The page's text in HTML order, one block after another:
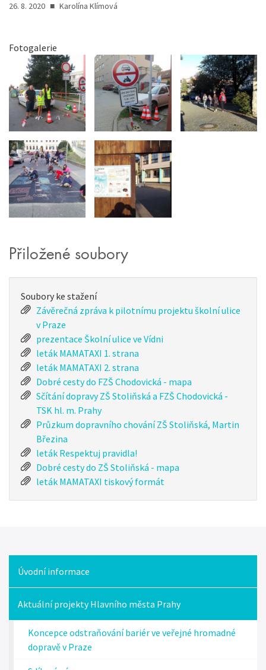
26. 8. 2020 ■ Karolína Klímová
Fotogalerie
Přiložené soubory
Soubory ke stažení
Závěrečná zpráva k pilotnímu projektu školní ulice
v Praze
prezentace Školní ulice ve Vídni
leták MAMATAXI 1. strana
leták MAMATAXI 2. strana
Dobré cesty do FZŠ Chodovická - mapa
Sčítání dopravy ZŠ Stoliňská a FZŠ Chodovická -
TSK hl. m. Prahy
Průzkum dopravního chování ZŠ Stoliňská, Martin
Březina
leták Respektuj pravidla!
Dobré cesty do ZŠ Stoliňská - mapa
leták MAMATAXI tiskový formát
Knihovna
Úvodní informace
Aktuální projekty Hlavního města Prahy
Koncepce odstraňování bariér ve veřejné hromadné
dopravě v Praze